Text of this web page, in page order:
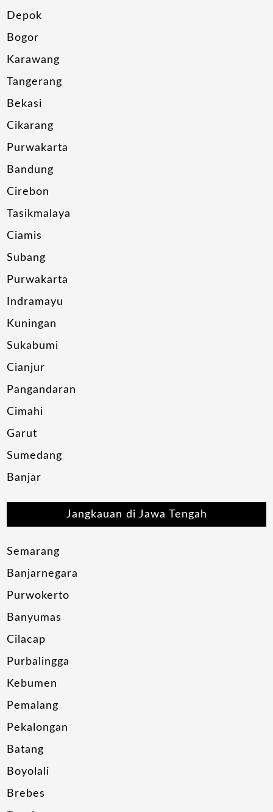
Depok
Bogor
Karawang
Tangerang
Bekasi
Cikarang
Purwakarta
Bandung
Cirebon
Tasikmalaya
Ciamis
Subang
Purwakarta
Indramayu
Kuningan
Sukabumi
Cianjur
Pangandaran
Cimahi
Garut
Sumedang
Banjar
Jangkauan di Jawa Tengah
Semarang
Banjarnegara
Purwokerto
Banyumas
Cilacap
Purbalingga
Kebumen
Pemalang
Pekalongan
Batang
Boyolali
Brebes